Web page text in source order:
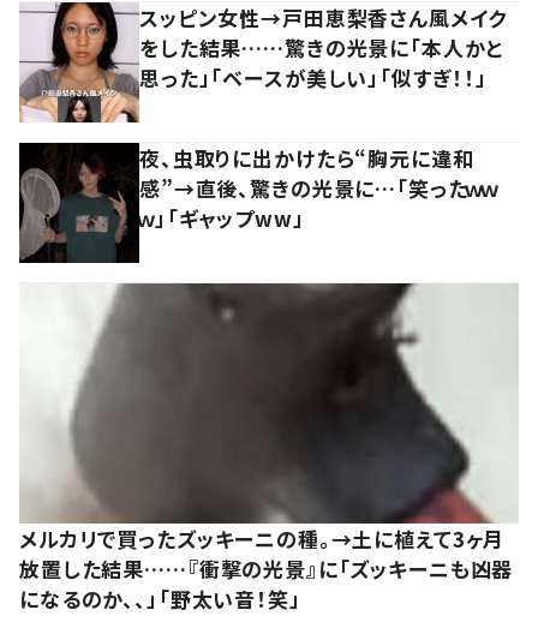
スッピン女性→戸田恵梨香さん風メイク
をした結果……驚きの光景に「本人かと
思った」「ベースが美しい」「似すぎ！！」
夜、虫取りに出かけたら“胸元に違和
感”→直後、驚きの光景に…「笑ったｗｗ
ｗ」「ギャップww」
メルカリで買ったズッキーニの種。→土に植えて3ヶ月
放置した結果……『衝撃の光景』に「ズッキーニも凶器
になるのか、、」「野太い音！笑」